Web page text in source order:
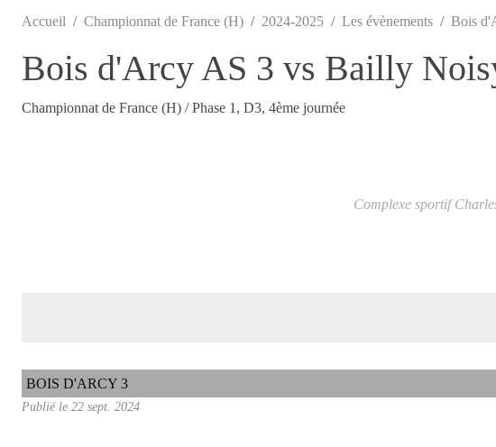
Accueil Championnat de France (H) 2024-2025 Les évènements Bois
Bois d'Arcy AS 3 vs Bailly
Championnat de France (H) / Phase 1, D3, 4ème journée
Complexe sportif
BOIS D'ARCY 3
Publié le 22 sept. 2024